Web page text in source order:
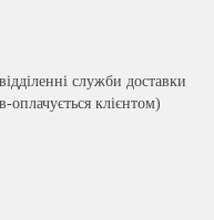
служби доставки
клієнтом)